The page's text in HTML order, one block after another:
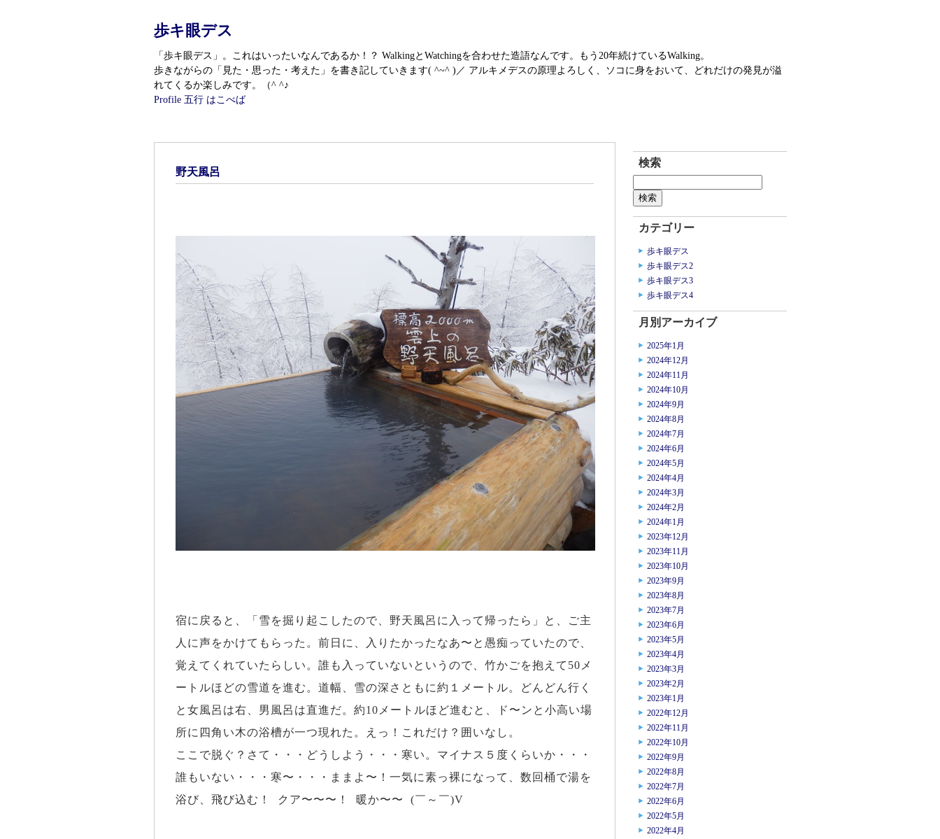
歩キ眼デス
「歩キ眼デス」。これはいったいなんであるか！？ WalkingとWatchingを合わせた造語なんです。もう20年続けているWalking。
歩きながらの「見た・思った・考えた」を書き記していきます( ^~^ )／ アルキメデスの原理よろしく、ソコに身をおいて、どれだけの発見が溢
れてくるか楽しみです。（^ ^♪
Profile 五行 はこべば
野天風呂
宿に戻ると、「雪を掘り起こしたので、野天風呂に入って帰ったら」と、ご主
人に声をかけてもらった。前日に、入りたかったなあ〜と愚痴っていたので、
覚えてくれていたらしい。誰も入っていないというので、竹かごを抱えて50メ
ートルほどの雪道を進む。道幅、雪の深さともに約１メートル。どんどん行く
と女風呂は右、男風呂は直進だ。約10メートルほど進むと、ド〜ンと小高い場
所に四角い木の浴槽が一つ現れた。えっ！これだけ？囲いなし。
ここで脱ぐ？さて・・・どうしよう・・・寒い。マイナス５度くらいか・・・
誰もいない・・・寒〜・・・ままよ〜！一気に素っ裸になって、数回桶で湯を
浴び、飛び込む！ クア〜〜〜！ 暖か〜〜 (￣～￣)V
検索
カテゴリー
歩キ眼デス
歩キ眼デス2
歩キ眼デス3
歩キ眼デス4
月別アーカイブ
2025年1月
2024年12月
2024年11月
2024年10月
2024年9月
2024年8月
2024年7月
2024年6月
2024年5月
2024年4月
2024年3月
2024年2月
2024年1月
2023年12月
2023年11月
2023年10月
2023年9月
2023年8月
2023年7月
2023年6月
2023年5月
2023年4月
2023年3月
2023年2月
2023年1月
2022年12月
2022年11月
2022年10月
2022年9月
2022年8月
2022年7月
2022年6月
2022年5月
2022年4月